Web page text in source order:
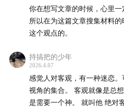
你在想写文章的时候，心里一
所以在为这篇文章搜集材料的
这个观点的。
持搞把的少年
2026.4.07
感觉人对客观，有一种迷恋
视角的集合。 客观就像是总
是需要一个神。 就叫他 绝对